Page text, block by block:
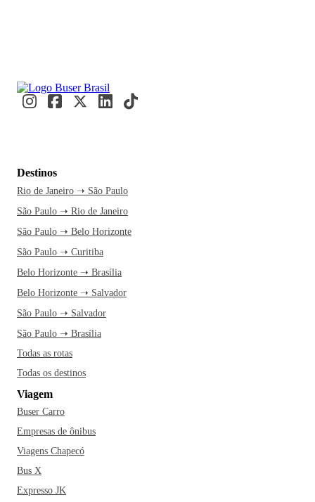
Destinos
Rio de Janeiro ➝ São Paulo
São Paulo ➝ Rio de Janeiro
São Paulo ➝ Belo Horizonte
São Paulo ➝ Curitiba
Belo Horizonte ➝ Brasília
Belo Horizonte ➝ Salvador
São Paulo ➝ Salvador
São Paulo ➝ Brasília
Todas as rotas
Todas os destinos
Viagem
Buser Carro
Empresas de ônibus
Viagens Chapecó
Bus X
Expresso JK